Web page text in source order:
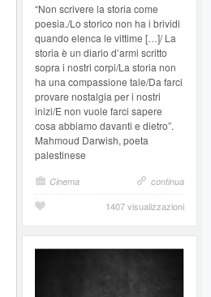
“Non scrivere la storia come
poesia./Lo storico non ha i brividi
quando elenca le vittime […]/ La
storia è un diario d’armi scritto
sopra i nostri corpi/La storia non
ha una compassione tale/Da farci
provare nostalgia per i nostri
inizi/E non vuole farci sapere
cosa abbiamo davanti e dietro”.
Mahmoud Darwish, poeta
palestinese
Cinema continua
1407 visualizzazioni